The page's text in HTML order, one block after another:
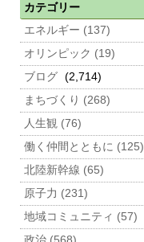
カテゴリー
エネルギー (137)
オリンピック (19)
ブログ (2,714)
まちづくり (268)
人生観 (76)
働く仲間とともに (125)
北陸新幹線 (65)
原子力 (231)
地域コミュニティ (57)